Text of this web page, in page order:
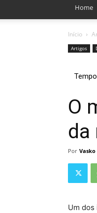
Home
Início
Artigos
O
da
Por
Um